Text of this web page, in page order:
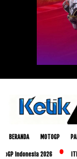
BERANDA MOTOGP
2026 ITDC